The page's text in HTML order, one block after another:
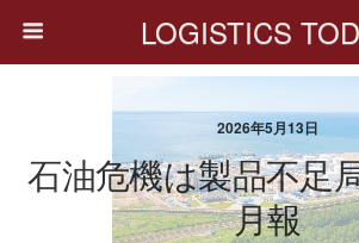
LOGISTICS
2026年5月13日
石油危機は製品不足
月報